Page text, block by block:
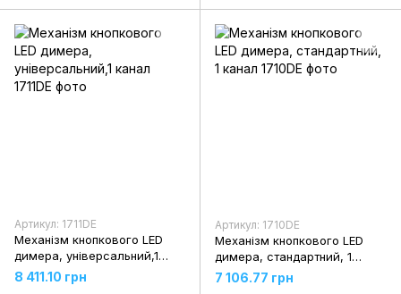
Артикул: 1711DE
Механізм кнопкового LED
димера, універсальний,1
канал
8 411.10 грн
Артикул: 1710DE
Механізм кнопкового LED
димера, стандартний, 1
канал
7 106.77 грн